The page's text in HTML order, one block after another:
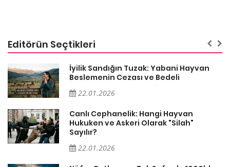
Editörün Seçtikleri
İyilik Sandığın Tuzak: Yabani Hayvan
Beslemenin Cezası ve Bedeli
22.01.2026
Canlı Cephanelik: Hangi Hayvan
Hukuken ve Askeri Olarak "Silah"
Sayılır?
22.01.2026